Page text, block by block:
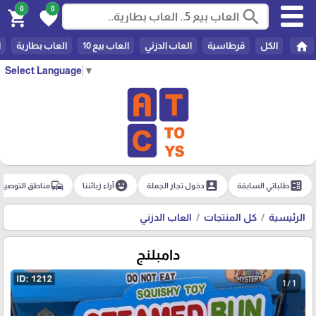
Select Language ▼
search
0
favorite
0
shopping_cart
home الكل قرطاسية العاب الدزني العاب بيع 10 العاب بطارية
ballotطلباتي السابقة account_boxدخول تجار الجملة emoji_emotionsآراء زبائننا commuteمناطق
الرئيسية كل المنتجات العاب الدزني
دامبلنج
1 / 1